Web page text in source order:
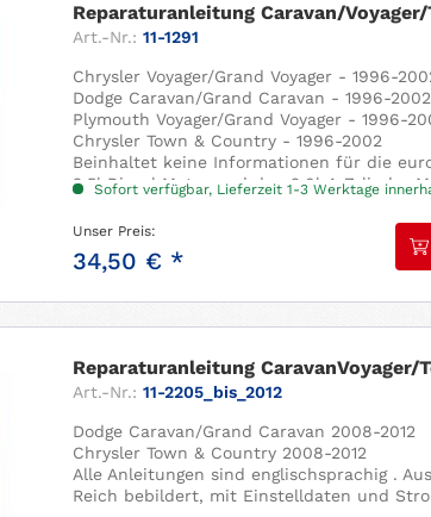
Reparaturanleitung Caravan/Voyager/
Art.-Nr.: 11-1291
Chrysler Voyager/Grand Voyager - 1996-
Dodge Caravan/Grand Caravan - 1996-2002
Plymouth Voyager/Grand Voyager - 1996-
Chrysler Town & Country - 1996-2002
Beinhaltet keine Informationen für die
2,5l Diesel Motor und den 2,0l 4-Zylinder
Reich bebildert,...
Sofort verfügbar, Lieferzeit 1-3 Werktage
Unser Preis:
34,50 € *
Reparaturanleitung CaravanVoyager/
Art.-Nr.: 11-2205_bis_2012
Dodge Caravan/Grand Caravan 2008-2012
Chrysler Town & Country 2008-2012
Alle Anleitungen sind englischsprachig .
Reich bebildert, mit Einstelldaten und